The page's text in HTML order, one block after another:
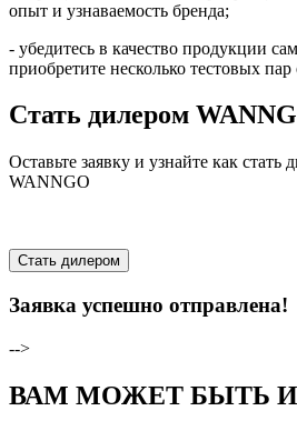
опыт и узнаваемость бренда;
- убедитесь в качество продукции
приобретите несколько тестовых пар
Стать дилером
Оставьте заявку и узнайте как стать
WANNGO
Стать дилером
Заявка успешно отправлена!
-->
ВАМ МОЖЕТ БЫТЬ